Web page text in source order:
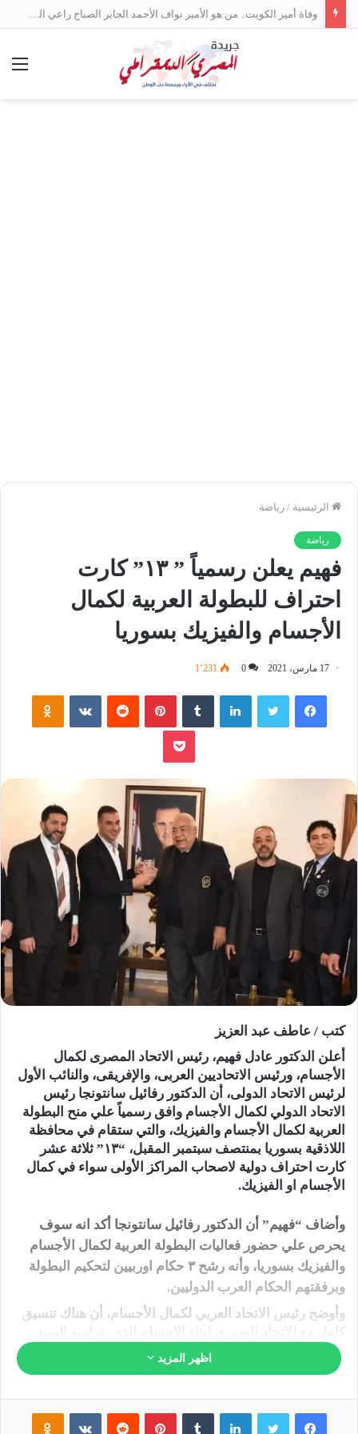
وفاة أمير الكويت.. من هو الأمير نواف الأحمد الجابر الصباح راعي السلام بين العرب؟
الرئيسية / رياضة
رياضة
فهيم يعلن رسمياً ” ١٣” كارت
احتراف للبطولة العربية لكمال
الأجسام والفيزيك بسوريا
17 مارس، 2021 0 1٬231
فيسبوك تويتر لينكدإن بينتيريست
بوكيت
كتب / عاطف عبد العزيز
أعلن الدكتور عادل فهيم، رئيس الاتحاد المصرى لكمال
الأجسام، ورئيس الاتحاديين العربى، والإفريقى، والنائب الأول
لرئيس الاتحاد الدولى، أن الدكتور رفائيل سانتونجا رئيس
الاتحاد الدولي لكمال الأجسام وافق رسمياً علي منح البطولة
العربية لكمال الأجسام والفيزيك، والتي ستقام في محافظة
اللاذقية بسوريا بمنتصف سبتمبر المقبل، “١٣” ثلاثة عشر
كارت احتراف دولية لاصحاب المراكز الأولى سواء في كمال
الأجسام او الفيزيك.
وأضاف “فهيم” أن الدكتور رفائيل سانتونجا أكد انه سوف
يحرص علي حضور فعاليات البطولة العربية لكمال الأجسام
والفيزيك بسوريا، وأنه رشح ٣ حكام اوربيين لتحكيم البطولة
وبرفقتهم الحكام العرب الدوليين.
وأوضح رئيس الاتحاد العربي لكمال الأجسام، أن هناك تنسيق
منار هيكل،وسيتم إرسال صورة العقد النهائي للبطولة العربية
لكمال الأجسام والفيزيك، خلال ساعات للمراجعه النهائيه،
الرياضي العام بسوريا، ورئيس اللجنه الأولمبية، وسوف تعلن
اظهر المزيد
فيسبوك تويتر لينكدإن بينتيريست